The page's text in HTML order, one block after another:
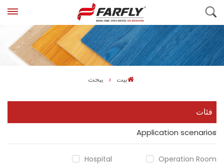
بيت يبحث
فئات
Application scenarios
Hospital
Operation Room